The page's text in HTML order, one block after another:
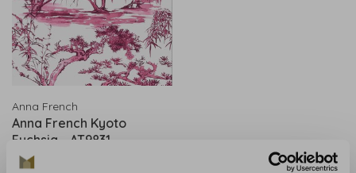
Anna French
Anna French Kyoto
Fuchsia - AT9831
€214,00